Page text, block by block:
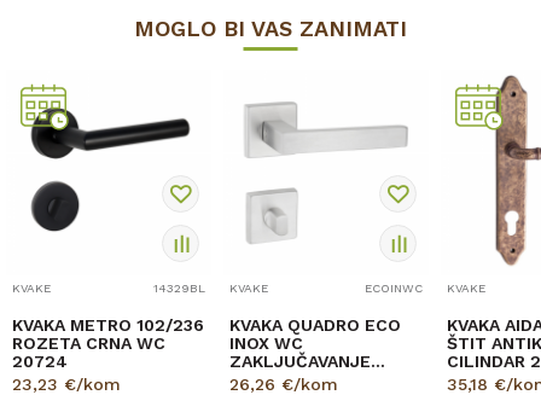
MOGLO BI VAS ZANIMATI
KVAKE 14329BL
KVAKA METRO 102/236
ROZETA CRNA WC
20724
23,23 €/kom
KVAKE ECOINWC
KVAKA QUADRO ECO
INOX WC
ZAKLJUČAVANJE
30556
26,26 €/kom
KVAKE
KVAKA
ŠTIT
CILINDAR
35,18 €/